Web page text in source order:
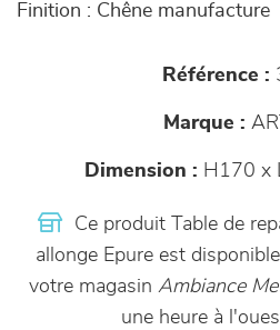
Finition : Chêne manufacture
Référence :
Marque :
Dimension : H170 x
Ce produit Table de
allonge Epure est
votre magasin Ambiance
une heure à